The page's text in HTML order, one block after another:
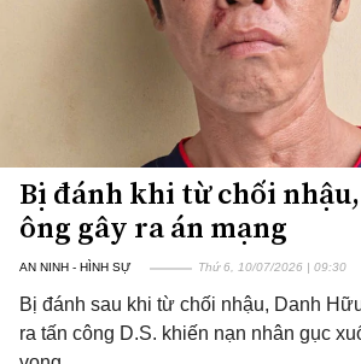
Bị đánh khi từ chối
ông gây ra án mạng
AN NINH - HÌNH SỰ Thứ 6, 10/07/2026 | 09:30
Bị đánh sau khi từ chối nhậu, Danh
ra tấn công D.S. khiến nạn nhân gục